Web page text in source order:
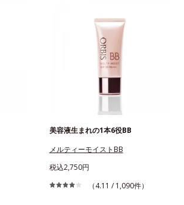
美容液生まれの1本6役BB
メルティーモイストBB
税込2,750円
（4.11 / 1,090件）